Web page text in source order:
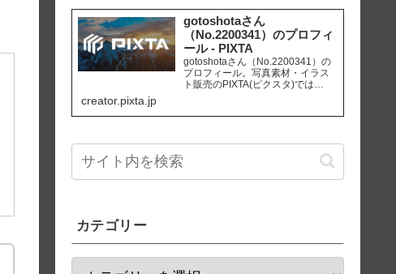
イヤリティフリー画像を、広報、
販促、社内資料作り、サイト運営
等にご活用ください。
gotoshotaさん
（No.2200341）のプロフィ
ール - PIXTA
gotoshotaさん（No.2200341）の
プロフィール。写真素材・イラス
ト販売のPIXTA(ピクスタ)では
550円から購入可能です。毎週更新
creator.pixta.jp
カテゴリー